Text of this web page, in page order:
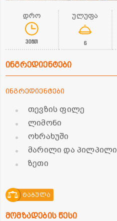
დრო
30წთ
ულუფა
6
ინგრედიენტები
ინგრედიენტები
თევზის ფილე
ლიმონი
ოხრახუში
მარილი და პილპილი
ზეთი
ტაბულა
მომზადების წესი